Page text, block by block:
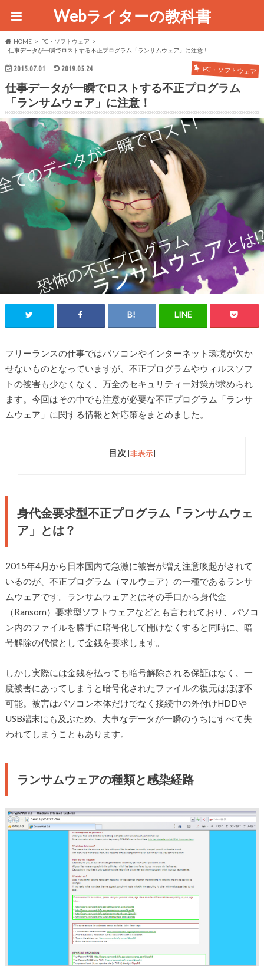
Webライターの教科書
HOME
PC・ソフトウェア
仕事データが一瞬でロストする不正プログラム「ランサムウェア」に注意！
2015.07.01 2019.05.24 PC・ソフトウェア
仕事データが一瞬でロストする不正プログラム
「ランサムウェア」に注意！
フリーランスの仕事ではパソコンやインターネット環境が欠か
せないものとなっていますが、不正プログラムやウィルスソフ
トの被害も少なくなく、万全のセキュリティー対策が求められ
ます。今回はその中でも注意が必要な不正プログラム「ランサ
ムウェア」に関する情報と対応策をまとめました。
目次 [非表示]
身代金要求型不正プログラム「ランサムウェ
ア」とは？
2015年4月から日本国内で急激に被害が増え注意喚起がされて
いるのが、不正プログラム（マルウェア）の一種であるランサ
ムウェアです。ランサムウェアとはその手口から身代金
（Ransom）要求型ソフトウェアなどとも言われており、パソコ
ン内のファイルを勝手に暗号化して開けなくすると同時に、暗
号解除の代償として金銭を要求します。
しかし実際には金銭を払っても暗号解除される保証はなく、一
度被害にあってしまうと暗号化されたファイルの復元はほぼ不
可能。被害はパソコン本体だけでなく接続中の外付けHDDや
USB端末にも及ぶため、大事なデータが一瞬のうちにすべて失
われてしまうこともあります。
ランサムウェアの種類と感染経路